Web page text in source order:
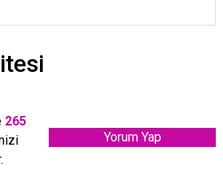
265
Yorum Yap